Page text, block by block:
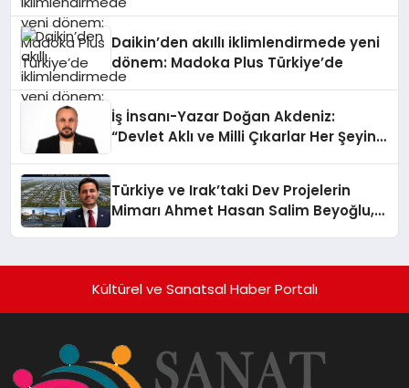
Daikin’den akıllı iklimlendirmede yeni
dönem: Madoka Plus Türkiye’de
İş İnsanı-Yazar Doğan Akdeniz:
“Devlet Aklı ve Milli Çıkarlar Her Şeyin
Türkiye ve Irak’taki Dev Projelerin
Mimarı Ahmet Hasan Salim Beyoğlu,
Hayata Geçirecek
Kültürel ve Sanatsal Haber Portalı